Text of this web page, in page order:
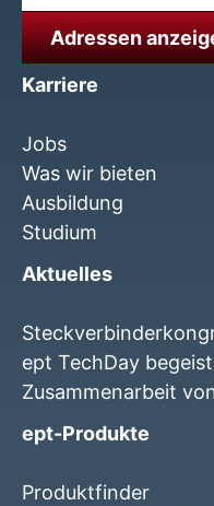
Adressen
Karriere
Jobs
Was wir bieten
Ausbildung
Studium
Aktuelles
ept TechDay
Zusammenarbeit
ept-Produkte
Produktfinder